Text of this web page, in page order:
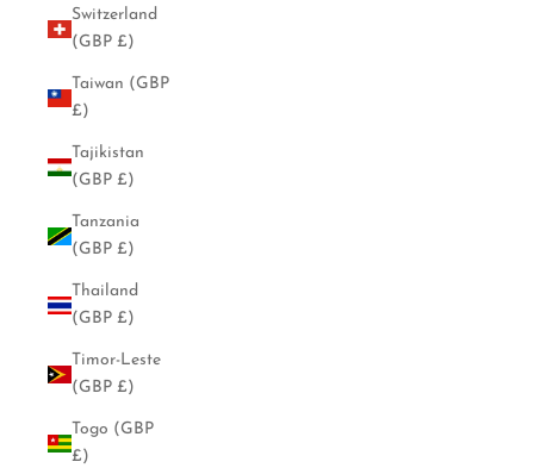
Switzerland
(GBP £)
Taiwan (GBP
£)
Tajikistan
(GBP £)
Tanzania
(GBP £)
Thailand
(GBP £)
Timor-Leste
(GBP £)
Togo (GBP
£)